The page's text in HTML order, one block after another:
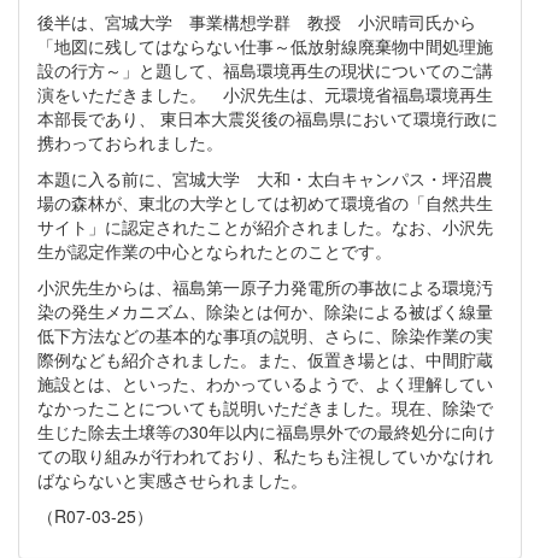
後半は、宮城大学 事業構想学群 教授 小沢晴司氏から
「地図に残してはならない仕事～低放射線廃棄物中間処理施
設の行方～」と題して、福島環境再生の現状についてのご講
演をいただきました。 小沢先生は、元環境省福島環境再生
本部長であり、 東日本大震災後の福島県において環境行政に
携わっておられました。
本題に入る前に、宮城大学 大和・太白キャンパス・坪沼農
場の森林が、東北の大学としては初めて環境省の「自然共生
サイト」に認定されたことが紹介されました。なお、小沢先
生が認定作業の中心となられたとのことです。
小沢先生からは、福島第一原子力発電所の事故による環境汚
染の発生メカニズム、除染とは何か、除染による被ばく線量
低下方法などの基本的な事項の説明、さらに、除染作業の実
際例なども紹介されました。また、仮置き場とは、中間貯蔵
施設とは、といった、わかっているようで、よく理解してい
なかったことについても説明いただきました。現在、除染で
生じた除去土壌等の30年以内に福島県外での最終処分に向け
ての取り組みが行われており、私たちも注視していかなけれ
ばならないと実感させられました。
（R07-03-25）